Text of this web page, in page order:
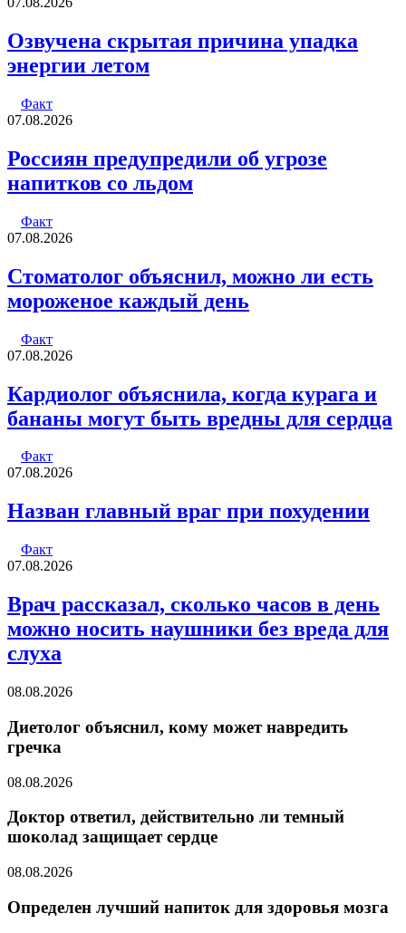
Озвучена скрытая причина упадка
энергии летом
Факт
07.08.2026
Россиян предупредили об угрозе
напитков со льдом
Факт
07.08.2026
Стоматолог объяснил, можно ли есть
мороженое каждый день
Факт
07.08.2026
Кардиолог объяснила, когда курага и
бананы могут быть вредны для сердца
Факт
07.08.2026
Назван главный враг при похудении
Факт
07.08.2026
Врач рассказал, сколько часов в день
можно носить наушники без вреда для
слуха
08.08.2026
Диетолог объяснил, кому может навредить
гречка
08.08.2026
Доктор ответил, действительно ли темный
шоколад защищает сердце
08.08.2026
Определен лучший напиток для здоровья мозга